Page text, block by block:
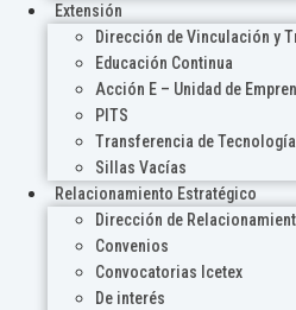
Extensión
Dirección de Vinculación y
Educación Continua
Acción E – Unidad de
PITS
Transferencia de Tecnología
Sillas Vacías
Relacionamiento Estratégico
Dirección de
Convenios
Convocatorias Icetex
De interés